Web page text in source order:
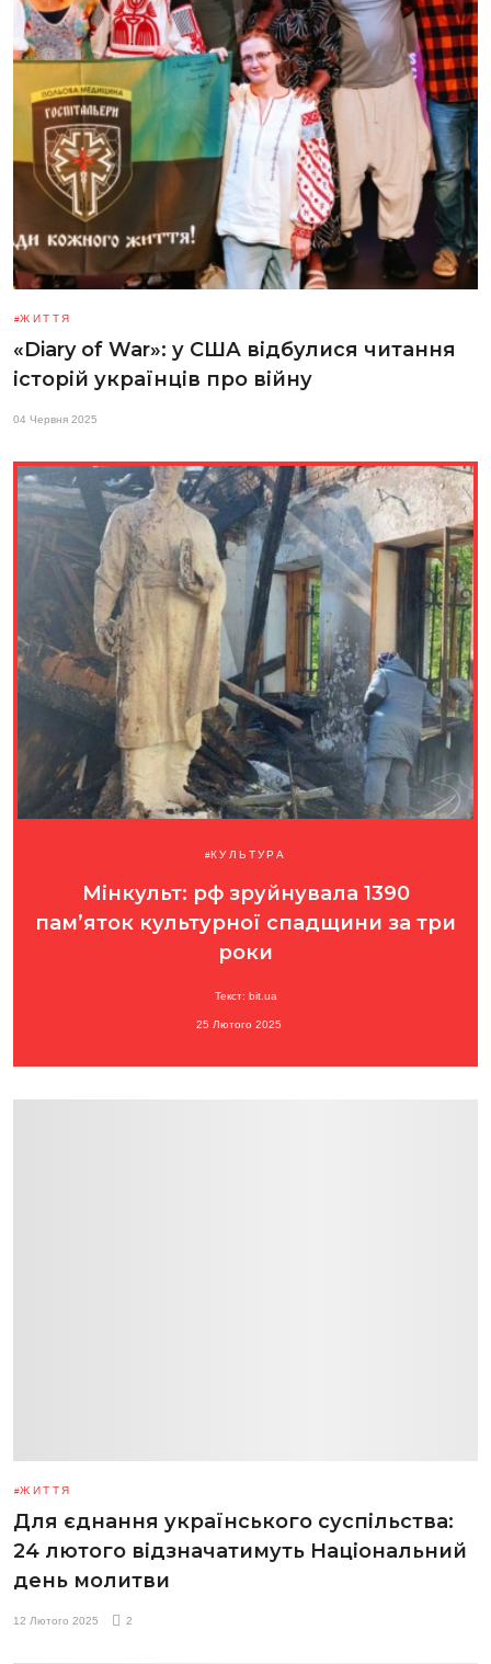
ЖИТТЯ
«Diary of War»: у США відбулися читання
історій українців про війну
04 Червня 2025
КУЛЬТУРА
Мінкульт: рф зруйнувала 1390
пам’яток культурної спадщини за три
роки
Текст: bit.ua
25 Лютого 2025
ЖИТТЯ
Для єднання українського суспільства:
24 лютого відзначатимуть Національний
день молитви
12 Лютого 2025 2